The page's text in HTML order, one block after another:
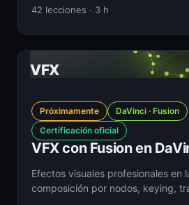
42 lecciones · 3 h
VFX
Próximamente
DaVinci · Fusion
Certificación oficial
VFX con Fusion en
Efectos visuales profesionales en
composición por nodos, keying,